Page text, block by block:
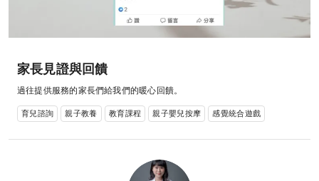
家長見證與回饋
過往提供服務的家長們給我們的暖心回饋。
育兒諮詢 親子教養 教育課程 親子嬰兒按摩 感覺統合遊戲